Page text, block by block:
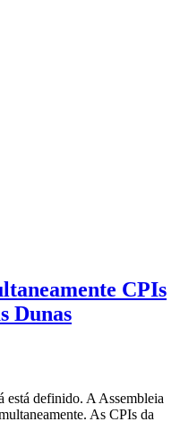
CPIs
Dunas
está definido. A Assembleia
As CPIs da